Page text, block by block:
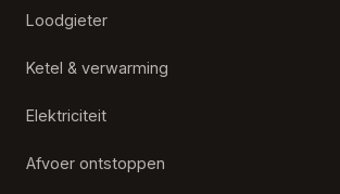
Loodgieter
Ketel & verwarming
Elektriciteit
Afvoer ontstoppen